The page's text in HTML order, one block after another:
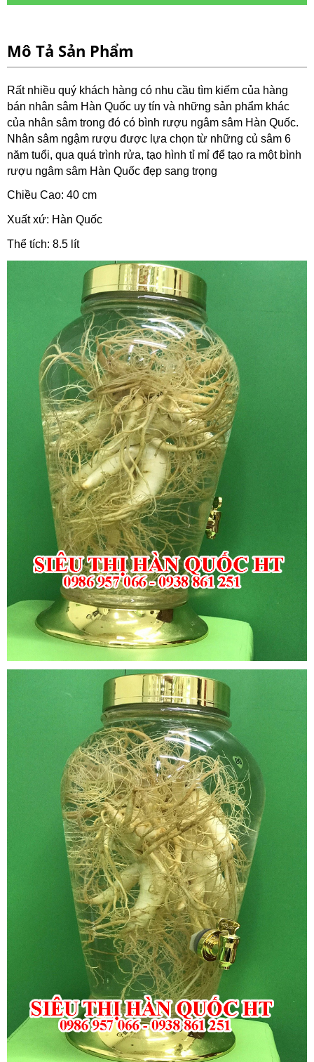
Mô Tả Sản Phẩm
Rất nhiều quý khách hàng có nhu cầu tìm kiếm của hàng
bán nhân sâm Hàn Quốc uy tín và những sản phẩm khác
của nhân sâm trong đó có bình rượu ngâm sâm Hàn Quốc.
Nhân sâm ngậm rượu được lựa chọn từ những củ sâm 6
năm tuổi, qua quá trình rửa, tạo hình tỉ mỉ để tạo ra một bình
rượu ngâm sâm Hàn Quốc đẹp sang trọng
Chiều Cao: 40 cm
Xuất xứ: Hàn Quốc
Thể tích: 8.5 lít